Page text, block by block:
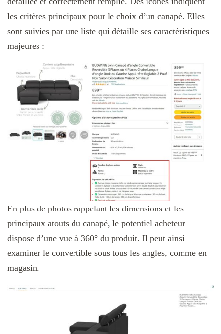
les critères principaux pour le choix d’un canapé. Elles
sont suivies par une liste qui détaille ses caractéristiques
majeures :
En plus de photos rappelant les dimensions et les
principaux atouts du canapé, le potentiel acheteur
dispose d’une vue à 360° du produit. Il peut ainsi
examiner le convertible sous tous les angles, comme en
magasin.